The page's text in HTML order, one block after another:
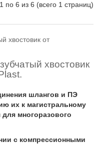
по 6 из 6 (всего 1 страниц)
хвостовик
шлангов и ПЭ
их к магистральному
многоразового
с компрессионными